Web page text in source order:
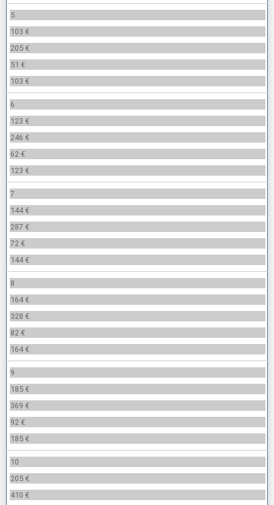
5
103 €
205 €
51 €
103 €
6
123 €
246 €
62 €
123 €
7
144 €
287 €
72 €
144 €
8
164 €
328 €
82 €
164 €
9
185 €
369 €
92 €
185 €
10
205 €
410 €